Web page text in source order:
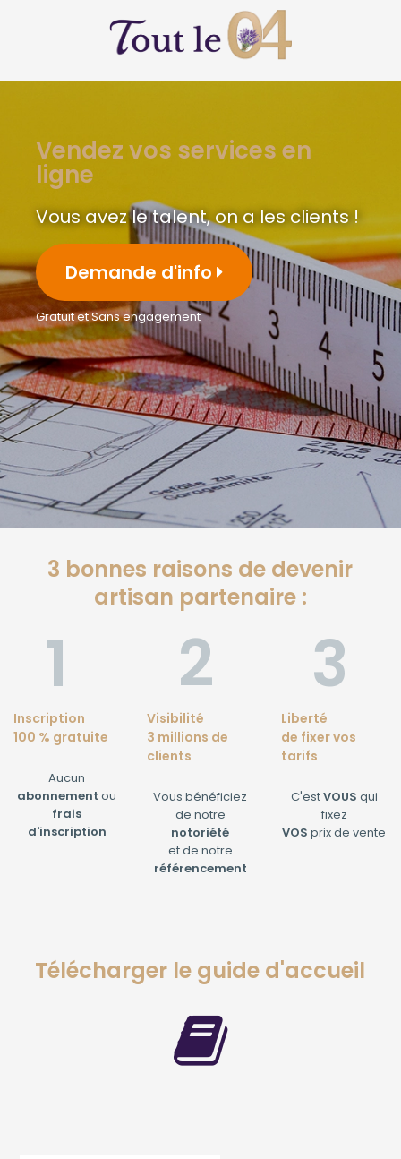
Vendez vos services en
ligne
Vous avez le talent, on a les clients !
Demande d'info
Gratuit et Sans engagement
3 bonnes raisons de devenir
artisan partenaire :
Inscription
100 % gratuite
Aucun
abonnement ou
frais
d'inscription
Visibilité
3 millions de
clients
Vous bénéficiez
de notre
notoriété
et de notre
référencement
Liberté
de fixer vos
tarifs
C'estVOUS qui
fixez
VOS prix de vente
Télécharger le guide d'accueil